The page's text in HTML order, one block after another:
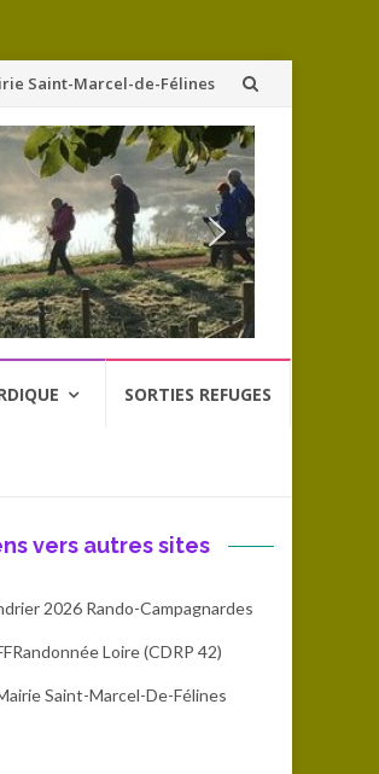
Saint-Marcel-de-Félines
SORTIES REFUGES
vers autres sites
2026 Rando-Campagnardes
Loire (CDRP 42)
Saint-Marcel-De-Félines